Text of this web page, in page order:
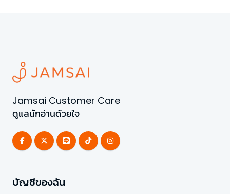
Jamsai Customer Care
ดูแลนักอ่านด้วยใจ
บัญชีของฉัน